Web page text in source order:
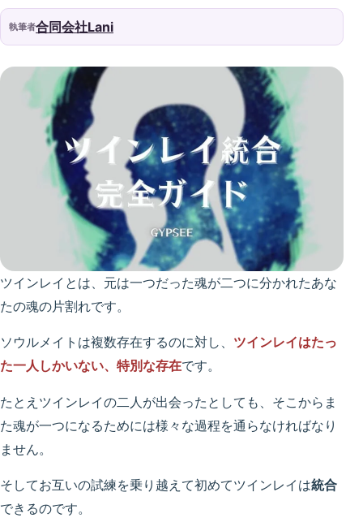
執筆者合同会社Lani
ツインレイとは、元は一つだった魂が二つに分かれたあな
たの魂の片割れです。
ソウルメイトは複数存在するのに対し、 ツインレイはたっ
た一人しかいない、特別な存在です。
たとえツインレイの二人が出会ったとしても、そこからま
た魂が一つになるためには様々な過程を通らなければなり
ません。
そしてお互いの試練を乗り越えて初めてツインレイは統合
できるのです。